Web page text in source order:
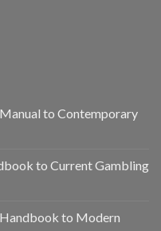
to Contemporary
to Current Gambling
to Modern